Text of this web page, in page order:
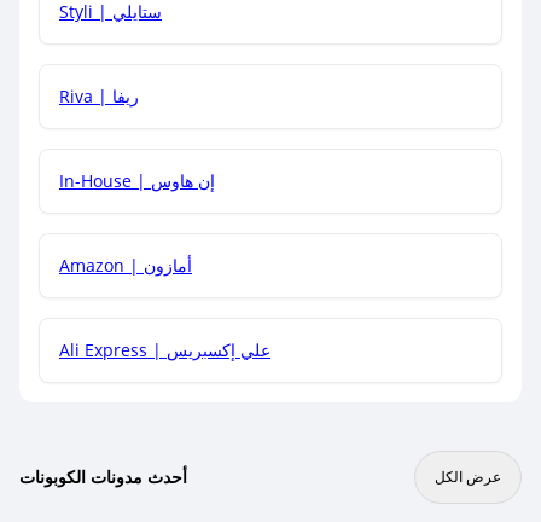
هل يمكنني جمع كود خصم مع العروض الأخرى؟
Styli | ستايلي
Riva | ريفا
In-House | إن هاوس
Amazon | أمازون
Ali Express | علي إكسبريس
أحدث مدونات الكوبونات عرض الكل